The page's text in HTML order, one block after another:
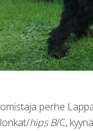
omistaja perhe
lonkat/hips B/C,